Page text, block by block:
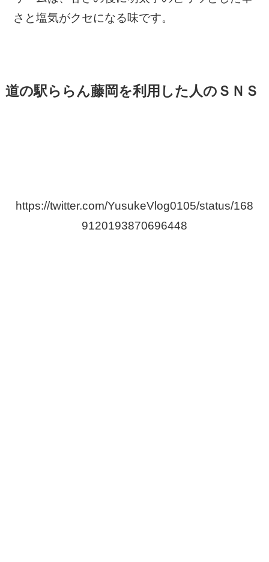
さと塩気がクセになる味です。
道の駅ららん藤岡を利用した人のＳＮＳ
https://twitter.com/YusukeVlog0105/status/168
9120193870696448